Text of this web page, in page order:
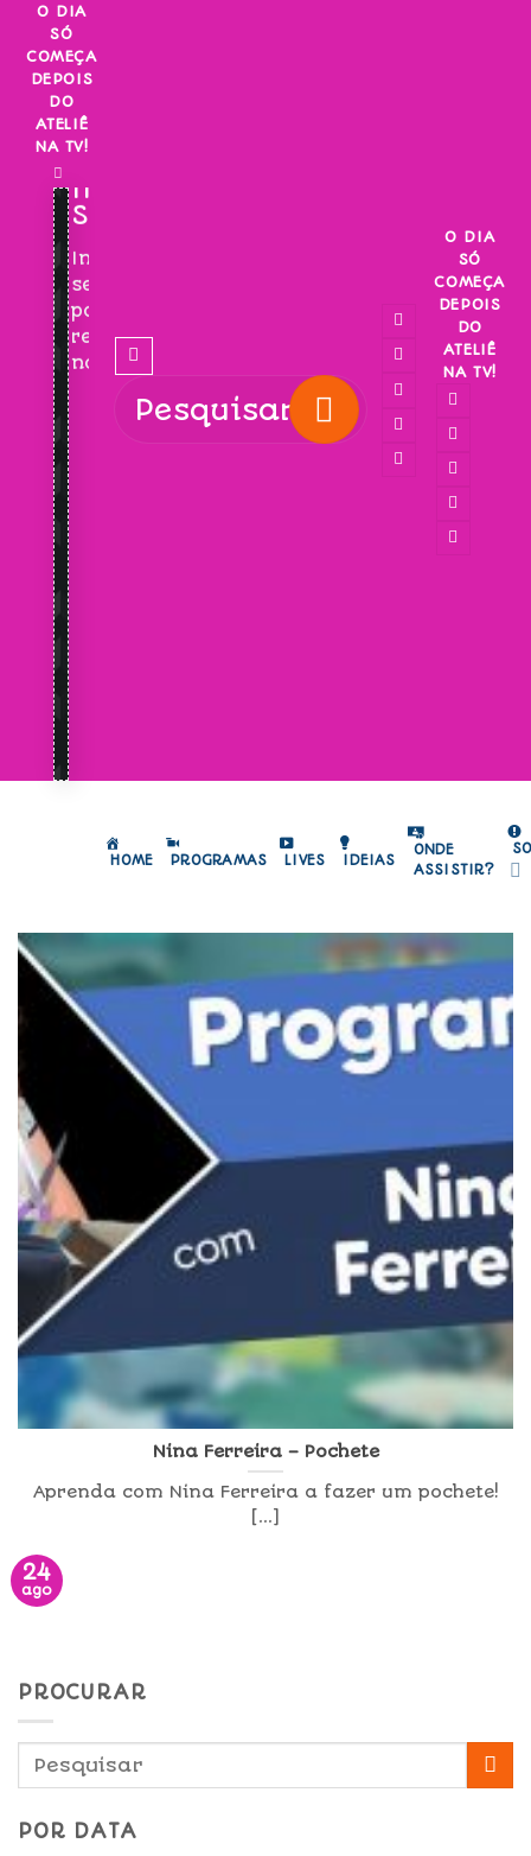
Skip
content
O DIA
SÓ
COMEÇA
DEPOIS
DO
ATELIÊ
NA TV!
INSCREVA-
SE!
Inscreva-
se
para
receber
novidades!
O DIA
SÓ
COMEÇA
DEPOIS
DO
ATELIÊ
NA TV!
HOME PROGRAMAS LIVES IDEIAS
ONDE
ASSISTIR?
Nina Ferreira – Pochete
Aprenda com Nina Ferreira a fazer um pochete!
[...]
24
ago
PROCURAR
POR DATA